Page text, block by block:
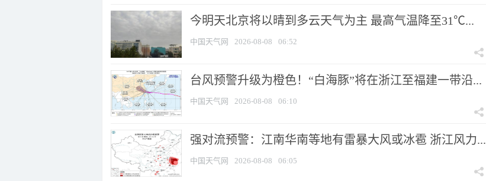
今明天北京将以晴到多云天气为主 最高气温降至31℃...
中国天气网 2026-08-08 06:52
台风预警升级为橙色！“白海豚”将在浙江至福建一带沿...
中国天气网 2026-08-08 06:10
强对流预警：江南华南等地有雷暴大风或冰雹 浙江风力...
中国天气网 2026-08-08 06:05